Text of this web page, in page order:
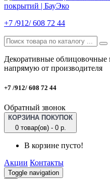
+7 /912/ 608 72 44
Декоративные облицовочные
напрямую от производителя
+7 /912/ 608 72 44
Обратный звонок
КОРЗИНА ПОКУПОК
0 товар(ов) - 0 р.
В корзине пусто!
Акции Контакты
Toggle navigation